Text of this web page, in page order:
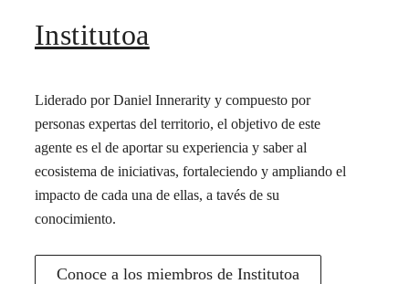
Institutoa
Liderado por Daniel Innerarity y compuesto por
personas expertas del territorio, el objetivo de este
agente es el de aportar su experiencia y saber al
ecosistema de iniciativas, fortaleciendo y ampliando el
impacto de cada una de ellas, a tavés de su
conocimiento.
Conoce a los miembros de Institutoa